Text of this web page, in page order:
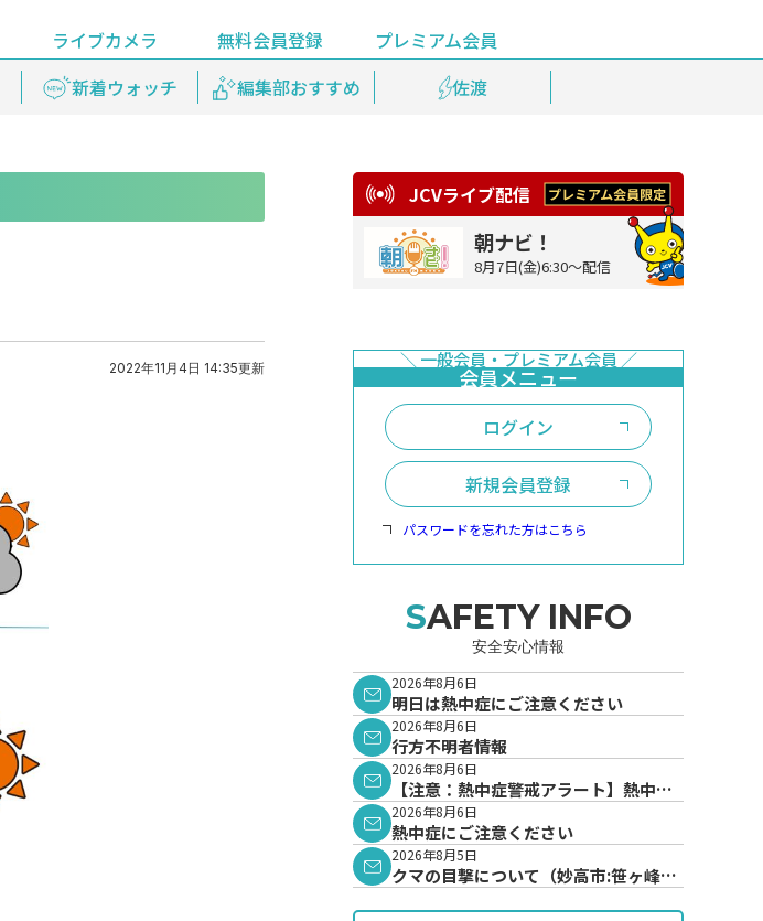
新着ウォッチ 編集部おすすめ 佐渡
天気 上越妙高百景 鉄道情報
ライブカメラ 無料会員登録
プレミアム会員
見逃し配信 プレミアム会員登録
2022年11月4日 14:35更新
JCVライブ配信
朝ナビ！
8月7日(金)6:30～配信
ログイン
新規会員登録
パスワードを忘れた方はこちら
SAFETY INFO
安全安心情報
2026年8月6日
明日は熱中症にご注意ください
2026年8月6日
行方不明者情報
2026年8月6日
【注意：熱中症警戒アラート】熱中症
警戒アラートが発表されています。
2026年8月6日
熱中症にご注意ください
2026年8月5日
クマの目撃について（妙高市:笹ヶ峰地